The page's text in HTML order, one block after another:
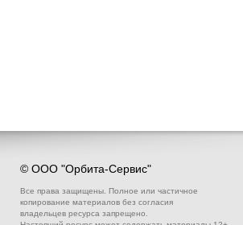
© ООО "Орбита-Сервис"
Все права защищены. Полное или частичное
копирование материалов без согласия
владельцев ресурса запрещено.